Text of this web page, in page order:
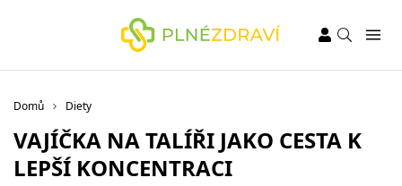
Domů Diety
VAJÍČKA NA TALÍŘI JAKO CESTA K
LEPŠÍ KONCENTRACI